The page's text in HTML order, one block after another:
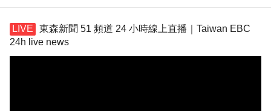
東森新聞 51 頻道 24 小時線上直播｜Taiwan EBC
24h live news